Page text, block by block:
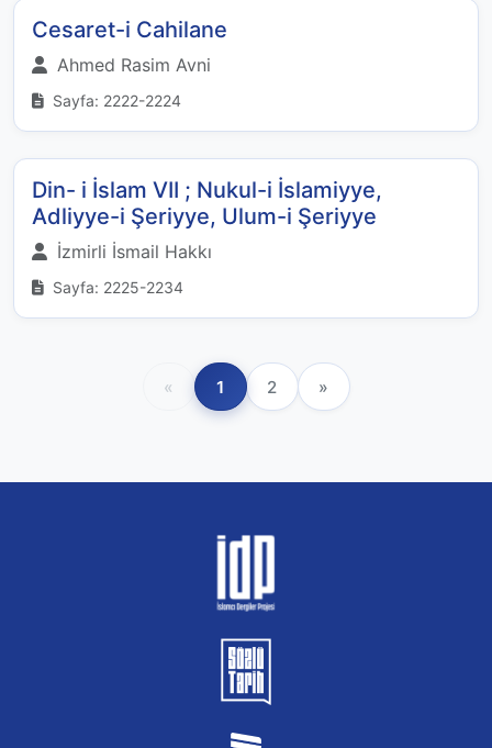
Cesaret-i Cahilane
Ahmed Rasim Avni
Sayfa: 2222-2224
Din- i İslam VII ; Nukul-i İslamiyye,
Adliyye-i Şeriyye, Ulum-i Şeriyye
İzmirli İsmail Hakkı
Sayfa: 2225-2234
« 1 2 »